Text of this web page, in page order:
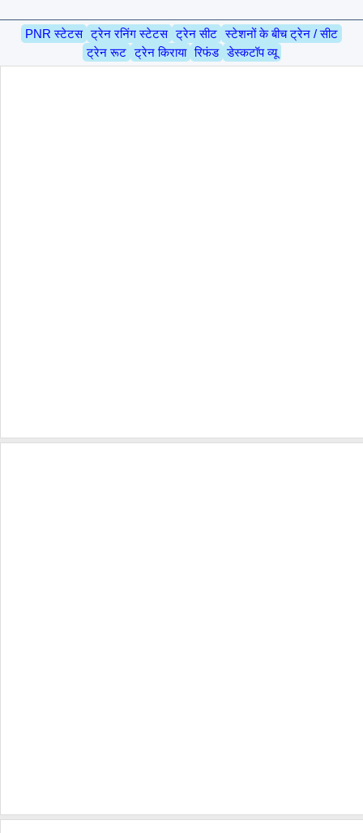
PNR स्टेटस ट्रेन रनिंग स्टेटस ट्रेन सीट स्टेशनों के बीच ट्रेन / सीट
ट्रेन रूट ट्रेन किराया रिफंड डेस्कटॉप व्यू